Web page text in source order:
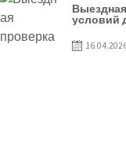
условий